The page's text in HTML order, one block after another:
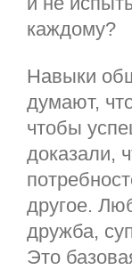
каждому?
Навыки
думают,
чтобы
доказали,
другое.
дружба,
Это